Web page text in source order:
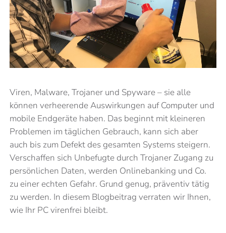
Viren, Malware, Trojaner und Spyware – sie alle
können verheerende Auswirkungen auf Computer und
mobile Endgeräte haben. Das beginnt mit kleineren
Problemen im täglichen Gebrauch, kann sich aber
auch bis zum Defekt des gesamten Systems steigern.
Verschaffen sich Unbefugte durch Trojaner Zugang zu
persönlichen Daten, werden Onlinebanking und Co.
zu einer echten Gefahr. Grund genug, präventiv tätig
zu werden. In diesem Blogbeitrag verraten wir Ihnen,
wie Ihr PC virenfrei bleibt.